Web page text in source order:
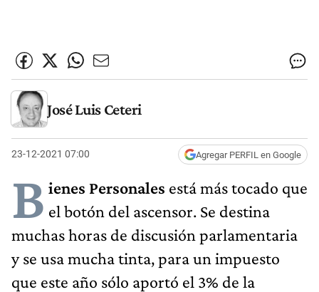
José Luis Ceteri
23-12-2021 07:00 Agregar PERFIL en Google
B ienes Personales está más tocado que
el botón del ascensor. Se destina
muchas horas de discusión parlamentaria
y se usa mucha tinta, para un impuesto
que este año sólo aportó el 3% de la